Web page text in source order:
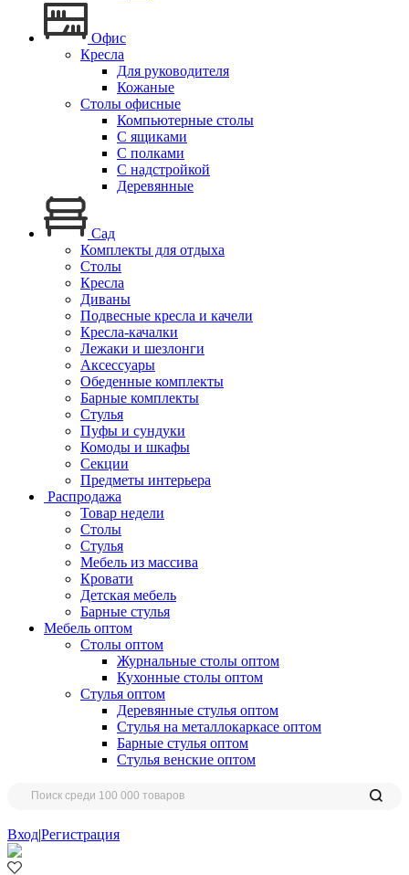
Офис
Кресла
Для руководителя
Кожаные
Столы офисные
Компьютерные столы
С ящиками
С полками
С надстройкой
Деревянные
Сад
Комплекты для отдыха
Столы
Кресла
Диваны
Подвесные кресла и качели
Кресла-качалки
Лежаки и шезлонги
Аксессуары
Обеденные комплекты
Барные комплекты
Стулья
Пуфы и сундуки
Комоды и шкафы
Секции
Предметы интерьера
Распродажа
Товар недели
Столы
Стулья
Мебель из массива
Кровати
Детская мебель
Барные стулья
Мебель оптом
Столы оптом
Журнальные столы оптом
Кухонные столы оптом
Стулья оптом
Деревянные стулья оптом
Стулья на металлокаркасе оптом
Барные стулья оптом
Стулья венские оптом
Вход|Регистрация